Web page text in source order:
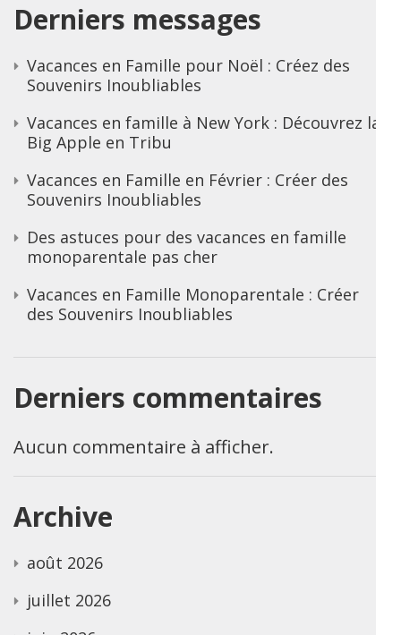
Derniers messages
Vacances en Famille pour Noël : Créez des
Souvenirs Inoubliables
Vacances en famille à New York : Découvrez la
Big Apple en Tribu
Vacances en Famille en Février : Créer des
Souvenirs Inoubliables
Des astuces pour des vacances en famille
monoparentale pas cher
Vacances en Famille Monoparentale : Créer
des Souvenirs Inoubliables
Derniers commentaires
Aucun commentaire à afficher.
Archive
août 2026
juillet 2026